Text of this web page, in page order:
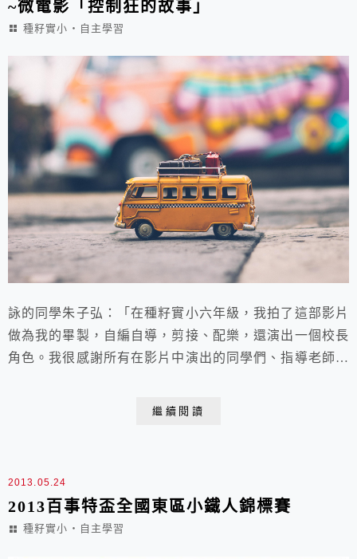
~微電影「控制狂的故事」
種籽實小‧自主學習
詠的同學朱子弘：「在種籽實小六年級，我拍了這部影片
做為我的畢製，自編自導，剪接、配樂，還演出一個校­長
角色。我很感謝所有在影片中演出的同學們、指導老師江
繼續閱讀
2013.05.24
2013百事特盃全國東區小鐵人錦標賽
種籽實小‧自主學習